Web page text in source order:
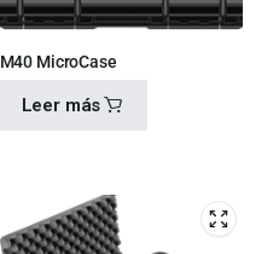
M40 MicroCase
Leer más